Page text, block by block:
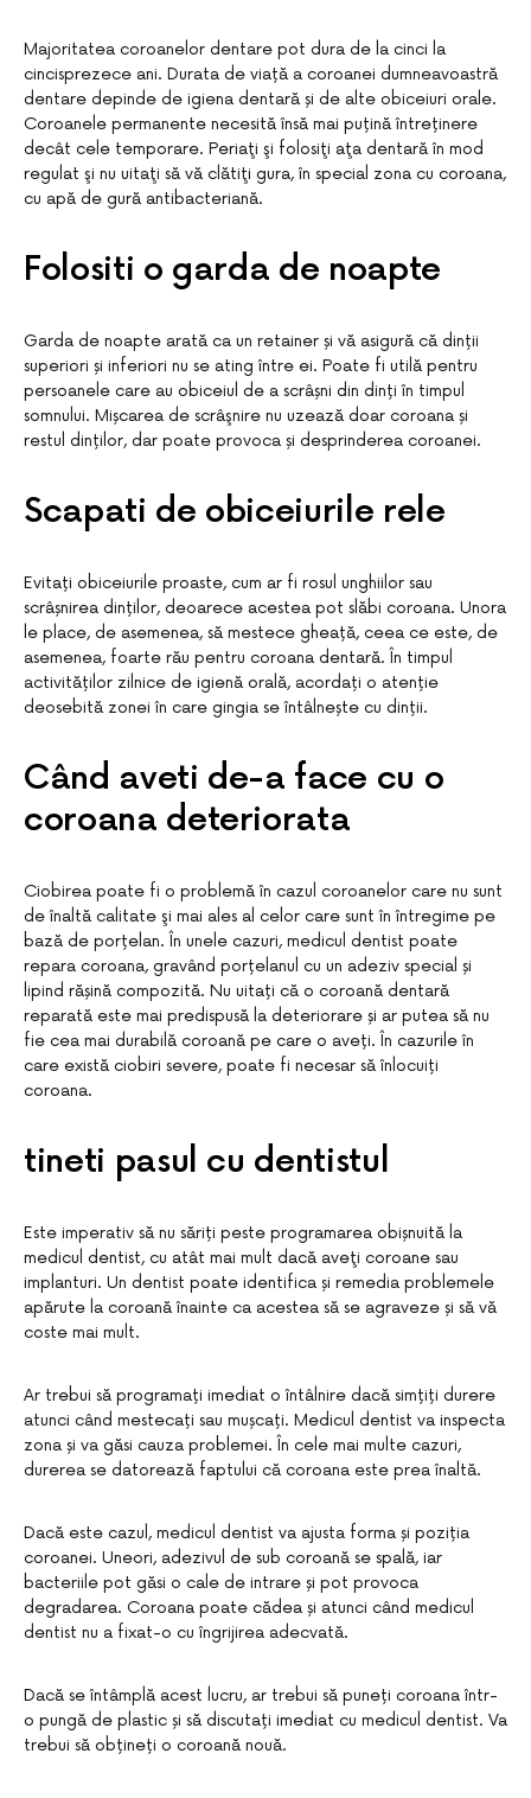
Majoritatea coroanelor dentare pot dura de la cinci la
cincisprezece ani. Durata de viață a coroanei dumneavoastră
dentare depinde de igiena dentară și de alte obiceiuri orale.
Coroanele permanente necesită însă mai puțină întreținere
decât cele temporare. Periaţi şi folosiţi aţa dentară în mod
regulat şi nu uitaţi să vă clătiţi gura, în special zona cu coroana,
cu apă de gură antibacteriană.
Folositi o garda de noapte
Garda de noapte arată ca un retainer și vă asigură că dinții
superiori și inferiori nu se ating între ei. Poate fi utilă pentru
persoanele care au obiceiul de a scrâșni din dinți în timpul
somnului. Mișcarea de scrâşnire nu uzează doar coroana și
restul dinților, dar poate provoca și desprinderea coroanei.
Scapati de obiceiurile rele
Evitați obiceiurile proaste, cum ar fi rosul unghiilor sau
scrâșnirea dinților, deoarece acestea pot slăbi coroana. Unora
le place, de asemenea, să mestece gheață, ceea ce este, de
asemenea, foarte rău pentru coroana dentară. În timpul
activităților zilnice de igienă orală, acordați o atenție
deosebită zonei în care gingia se întâlnește cu dinții.
Când aveti de-a face cu o
coroana deteriorata
Ciobirea poate fi o problemă în cazul coroanelor care nu sunt
de înaltă calitate şi mai ales al celor care sunt în întregime pe
bază de porțelan. În unele cazuri, medicul dentist poate
repara coroana, gravând porțelanul cu un adeziv special și
lipind rășină compozită. Nu uitați că o coroană dentară
reparată este mai predispusă la deteriorare și ar putea să nu
fie cea mai durabilă coroană pe care o aveți. În cazurile în
care există ciobiri severe, poate fi necesar să înlocuiți
coroana.
tineti pasul cu dentistul
Este imperativ să nu săriți peste programarea obișnuită la
medicul dentist, cu atât mai mult dacă aveţi coroane sau
implanturi. Un dentist poate identifica și remedia problemele
apărute la coroană înainte ca acestea să se agraveze și să vă
coste mai mult.
Ar trebui să programați imediat o întâlnire dacă simțiți durere
atunci când mestecați sau mușcați. Medicul dentist va inspecta
zona și va găsi cauza problemei. În cele mai multe cazuri,
durerea se datorează faptului că coroana este prea înaltă.
Dacă este cazul, medicul dentist va ajusta forma și poziția
coroanei. Uneori, adezivul de sub coroană se spală, iar
bacteriile pot găsi o cale de intrare și pot provoca
degradarea. Coroana poate cădea și atunci când medicul
dentist nu a fixat-o cu îngrijirea adecvată.
Dacă se întâmplă acest lucru, ar trebui să puneți coroana într-
o pungă de plastic și să discutați imediat cu medicul dentist. Va
trebui să obțineți o coroană nouă.